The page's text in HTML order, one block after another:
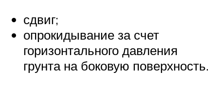
сдвиг;
опрокидывание за счет
горизонтального давления
грунта на боковую поверхность.